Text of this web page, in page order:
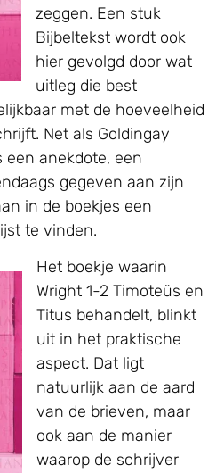
zeggen. Een stuk
Bijbeltekst wordt ook
hier gevolgd door wat
uitleg die best
met de hoeveelheid
Net als Goldingay
een anekdote, een
gegeven aan zijn
in de boekjes een
te vinden.
Het boekje waarin
Wright 1-2 Timoteüs en
Titus behandelt, blinkt
uit in het praktische
aspect. Dat ligt
natuurlijk aan de aard
van de brieven, maar
ook aan de manier
waarop de schrijver